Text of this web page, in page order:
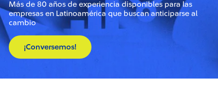
Más de 80 años de experiencia disponibles para las
empresas en Latinoamérica que buscan anticiparse al
cambio
¡Conversemos!